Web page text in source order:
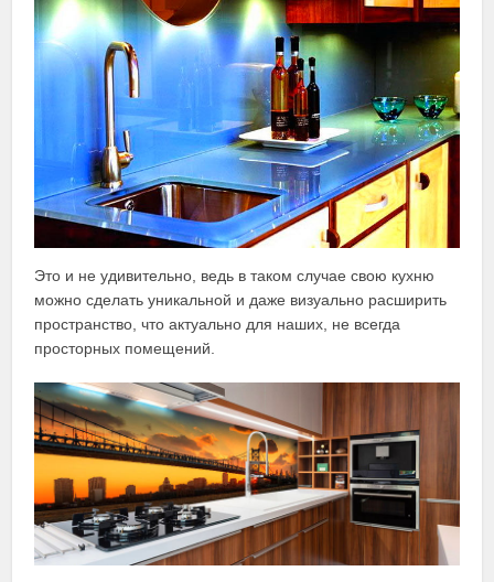
Это и не удивительно, ведь в таком случае свою кухню
можно сделать уникальной и даже визуально расширить
пространство, что актуально для наших, не всегда
просторных помещений.